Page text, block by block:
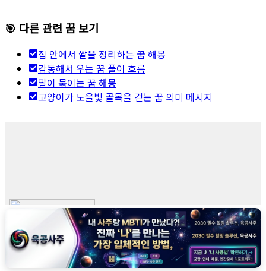
🎯 다른 관련 꿈 보기
집 안에서 쌀을 정리하는 꿈 해몽
감동해서 우는 꿈 풀이 흐름
팔이 묶이는 꿈 해몽
고양이가 노을빛 골목을 걷는 꿈 의미 메시지